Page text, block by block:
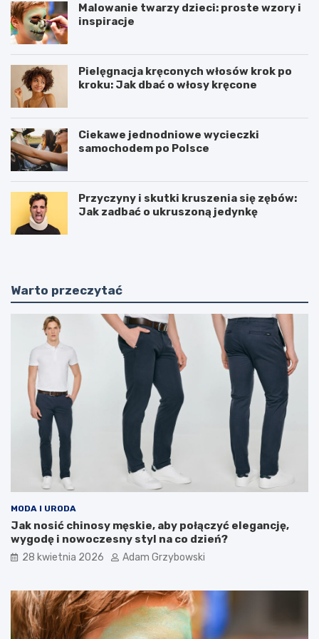
Malowanie twarzy dzieci: proste wzory i
inspiracje
Pielęgnacja kręconych włosów krok po
kroku: Jak dbać o włosy kręcone
Ciekawe jednodniowe wycieczki
samochodem po Polsce
Przyczyny i skutki kruszenia się zębów:
Jak zadbać o ukruszoną jedynkę
Warto przeczytać
MODA I URODA
Jak nosić chinosy męskie, aby połączyć elegancję,
wygodę i nowoczesny styl na co dzień?
28 kwietnia 2026 Adam Grzybowski